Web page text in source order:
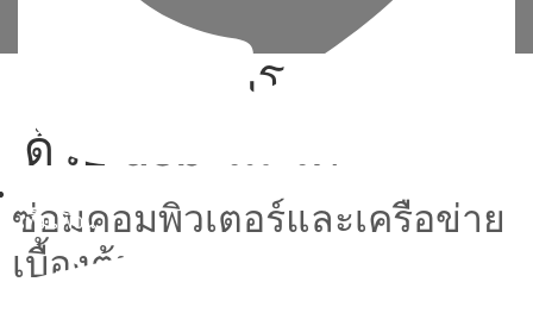
เพิ่มเพื่อน
ลง วินโดว์ 8.1
ด้วย usb ไม่ ได้
ซ่อมคอมพิวเตอร์และเครือข่าย
เบื้องต้น